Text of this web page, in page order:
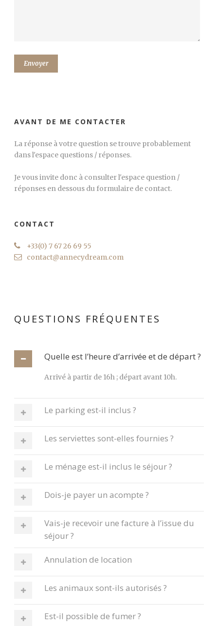
AVANT DE ME CONTACTER
La réponse à votre question se trouve probablement
dans l'espace questions / réponses.
Je vous invite donc à consulter l'espace question /
réponses en dessous du formulaire de contact.
CONTACT
+33(0) 7 67 26 69 55
contact@annecydream.com
QUESTIONS FRÉQUENTES
Quelle est l’heure d’arrivée et de départ ?
Arrivé à partir de 16h ; départ avant 10h.
Le parking est-il inclus ?
Les serviettes sont-elles fournies ?
Le ménage est-il inclus le séjour ?
Dois-je payer un acompte ?
Vais-je recevoir une facture à l’issue du
séjour ?
Annulation de location
Les animaux sont-ils autorisés ?
Est-il possible de fumer ?